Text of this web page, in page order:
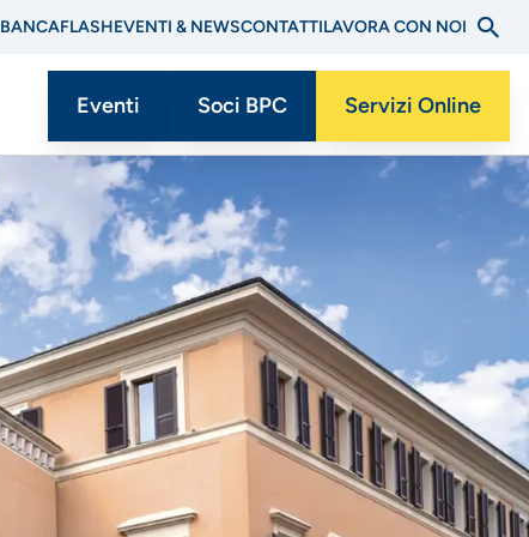
BANCAFLASHEVENTI & NEWSCONTATTILAVORA CON NOI
Menu
CTA
Eventi Soci BPC Servizi Online